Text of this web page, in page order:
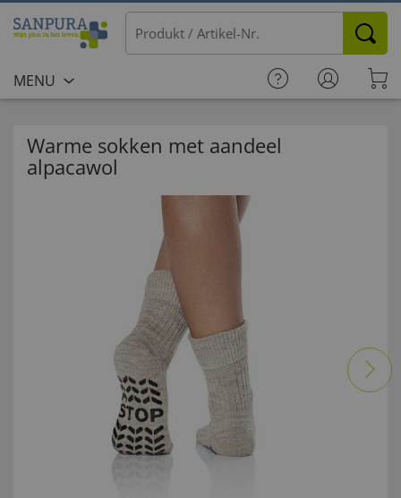
MENU
Warme sokken met aandeel
alpacawol